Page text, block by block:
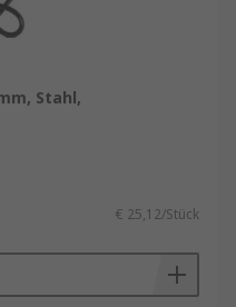
Stahl,
€ 25,12/Stück